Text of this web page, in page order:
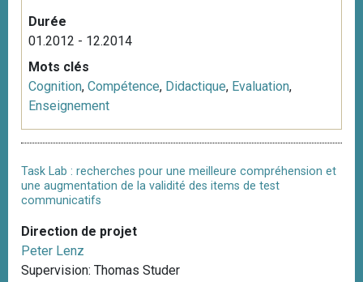
Durée
01.2012 - 12.2014
Mots clés
Cognition, Compétence, Didactique, Evaluation,
Enseignement
Task Lab : recherches pour une meilleure compréhension et
une augmentation de la validité des items de test
communicatifs
Direction de projet
Peter Lenz
Supervision: Thomas Studer